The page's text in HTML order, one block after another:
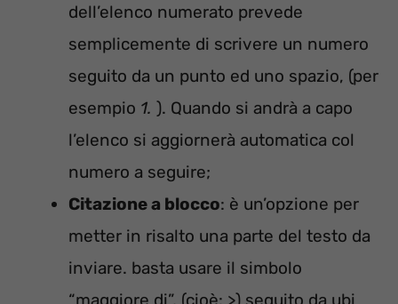
dell’elenco numerato prevede
semplicemente di scrivere un numero
seguito da un punto ed uno spazio, (per
esempio 1. ). Quando si andrà a capo
l’elenco si aggiornerà automatica col
numero a seguire;
Citazione a blocco: è un’opzione per
metter in risalto una parte del testo da
inviare. basta usare il simbolo